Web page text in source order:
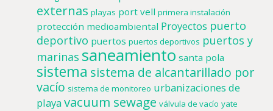
externas playas port vell primera instalación
protección medioambiental Proyectos puerto
deportivo puertos puertos deportivos puertos y
marinas saneamiento santa pola
sistema sistema de alcantarillado por
vacío sistema de monitoreo urbanizaciones de
playavacuum sewage válvula de vacío yate